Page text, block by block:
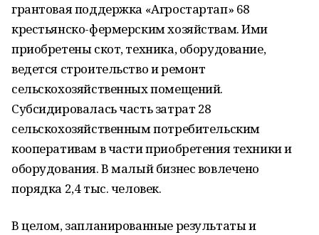
грантовая поддержка «Агростартап» 68
крестьянско-фермерским хозяйствам. Ими
приобретены скот, техника, оборудование,
ведется строительство и ремонт
сельскохозяйственных помещений.
Субсидировалась часть затрат 28
сельскохозяйственным потребительским
кооперативам в части приобретения техники и
оборудования. В малый бизнес вовлечено
порядка 2,4 тыс. человек.
В целом, запланированные результаты и